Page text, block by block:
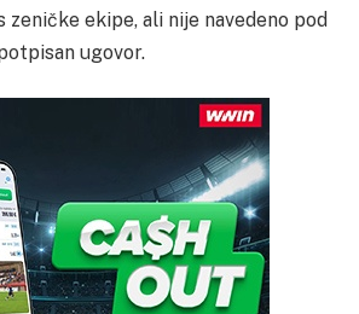
zeničke ekipe, ali nije navedeno pod
ugovor.